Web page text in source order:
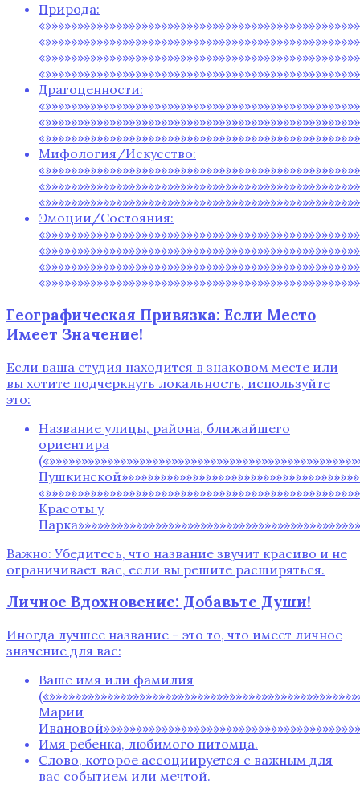
Природа:
Драгоценности:
Мифология/Искусство:
Эмоции/Состояния:
Географическая Привязка: Если Место
Имеет Значение!
Если ваша студия находится в знаковом месте или
вы хотите подчеркнуть локальность, используйте
это:
Название улицы, района, ближайшего
ориентира
Красоты у
Важно: Убедитесь, что название звучит красиво и не
ограничивает вас, если вы решите расширяться.
Личное Вдохновение: Добавьте Души!
Иногда лучшее название – это то, что имеет личное
значение для вас:
Ваше имя или фамилия
Марии
Имя ребенка, любимого питомца.
Слово, которое ассоциируется с важным для
вас событием или мечтой.